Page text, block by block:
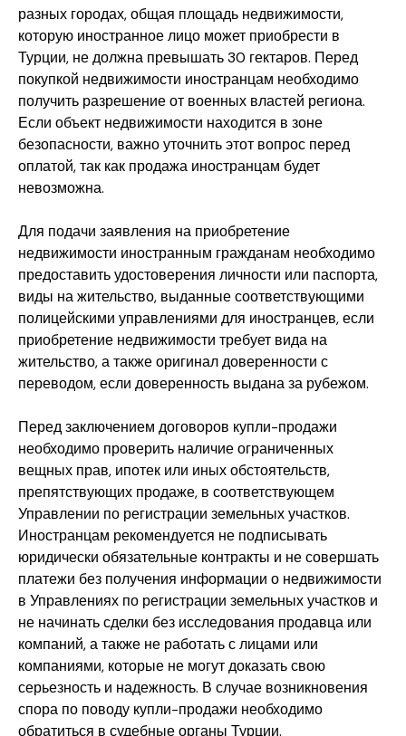
разных городах, общая площадь недвижимости,
которую иностранное лицо может приобрести в
Турции, не должна превышать 30 гектаров. Перед
покупкой недвижимости иностранцам необходимо
получить разрешение от военных властей региона.
Если объект недвижимости находится в зоне
безопасности, важно уточнить этот вопрос перед
оплатой, так как продажа иностранцам будет
невозможна.
Для подачи заявления на приобретение
недвижимости иностранным гражданам необходимо
предоставить удостоверения личности или паспорта,
виды на жительство, выданные соответствующими
полицейскими управлениями для иностранцев, если
приобретение недвижимости требует вида на
жительство, а также оригинал доверенности с
переводом, если доверенность выдана за рубежом.
Перед заключением договоров купли-продажи
необходимо проверить наличие ограниченных
вещных прав, ипотек или иных обстоятельств,
препятствующих продаже, в соответствующем
Управлении по регистрации земельных участков.
Иностранцам рекомендуется не подписывать
юридически обязательные контракты и не совершать
платежи без получения информации о недвижимости
в Управлениях по регистрации земельных участков и
не начинать сделки без исследования продавца или
компаний, а также не работать с лицами или
компаниями, которые не могут доказать свою
серьезность и надежность. В случае возникновения
спора по поводу купли-продажи необходимо
обратиться в судебные органы Турции.